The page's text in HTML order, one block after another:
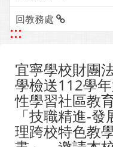
回教務處
:::
宜寧學校財團
學檢送112學
性學習社區教
「技職精進-
理跨校特色教